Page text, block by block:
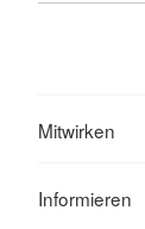
Mitwirken
Informieren